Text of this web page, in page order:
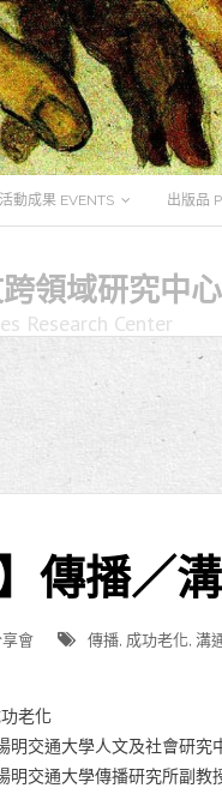
活動成果 EVENTS 出版品
領域研究中心
Research Center
傳播／
會 傳播, 成功老化, 溝
老化
明交通大學人文及社會研究
明交通大學傳播研究所副教